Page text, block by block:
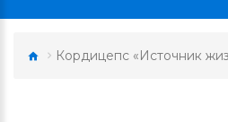
Кордицепс «Источник